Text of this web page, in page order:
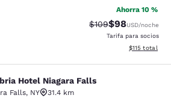
Ahorra 10 %
Tarifa tachada:
$109Tarifa
$98USD/noche
Tarifa para socios
Ver detalles
$115 total
Niagara Falls
Hotel Niagara Falls
Falls, NY
31.4 km